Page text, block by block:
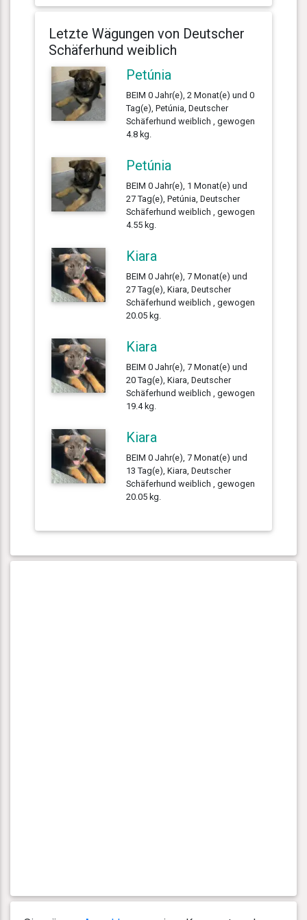
Letzte Wägungen von Deutscher
Schäferhund weiblich
Petúnia
BEIM 0 Jahr(e), 2 Monat(e) und 0
Tag(e), Petúnia, Deutscher
Schäferhund weiblich , gewogen
4.8 kg.
Petúnia
BEIM 0 Jahr(e), 1 Monat(e) und
27 Tag(e), Petúnia, Deutscher
Schäferhund weiblich , gewogen
4.55 kg.
Kiara
BEIM 0 Jahr(e), 7 Monat(e) und
27 Tag(e), Kiara, Deutscher
Schäferhund weiblich , gewogen
20.05 kg.
Kiara
BEIM 0 Jahr(e), 7 Monat(e) und
20 Tag(e), Kiara, Deutscher
Schäferhund weiblich , gewogen
19.4 kg.
Kiara
BEIM 0 Jahr(e), 7 Monat(e) und
13 Tag(e), Kiara, Deutscher
Schäferhund weiblich , gewogen
20.05 kg.